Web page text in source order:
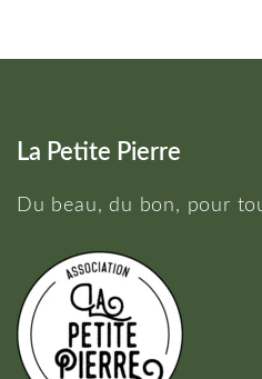
La Petite Pierre
Du beau, du bon, pour